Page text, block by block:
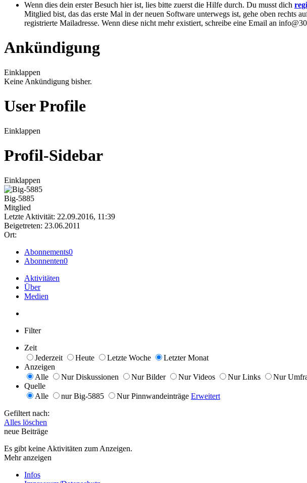
Wenn dies dein erster Besuch hier ist, lies bitte zuerst die Hilfe durch. Du musst dich
Mitglied bist, das das erste Mal in der neuen Software unterwegs ist, gehe oben
registrierte Mailadresse. Wenn diese nicht mehr existiert, schreibe eine Email an
Ankündigung
Einklappen
Keine Ankündigung bisher.
User Profile
Einklappen
Profil-Sidebar
Einklappen
Big-5885
Mitglied
Letzte Aktivität: 22.09.2016, 11:39
Beigetreten: 23.06.2011
Ort:
Abonnements0
Abonnenten0
Aktivitäten
Über
Medien
Filter
Zeit
Jederzeit
Heute Letzte Woche
Letzter Monat
Anzeigen
Alle
Nur Diskussionen Nur Bilder Nur Videos Nur Links Nur
Quelle
Alle
nur Big-5885 Nur Pinnwandeinträge Erweitert
Gefiltert nach:
Alles löschen
neue Beiträge
Es gibt keine Aktivitäten zum Anzeigen.
Mehr anzeigen
Infos